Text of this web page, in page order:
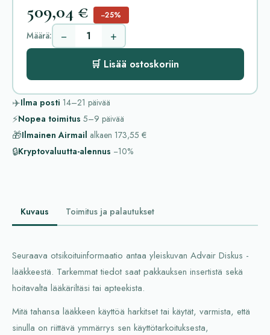
509,04 € −25%
Määrä: − +
🛒 Lisää ostoskoriin
✈️Ilma posti 14–21 päivää
⚡Nopea toimitus 5–9 päivää
🎁Ilmainen Airmail alkaen 173,55 €
🔒Kryptovaluutta-alennus −10%
Kuvaus Toimitus ja palautukset
Seuraava otsikoituinformaatio antaa yleiskuvan Advair Diskus -
lääkkeestä. Tarkemmat tiedot saat pakkauksen insertistä sekä
hoitavalta lääkäriltäsi tai apteekista.
Mitä tahansa lääkkeen käyttöä harkitset tai käytät, varmista, että
sinulla on riittävä ymmärrys sen käyttötarkoituksesta,